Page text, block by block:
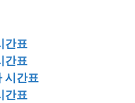
간표
간표
시간표
간표